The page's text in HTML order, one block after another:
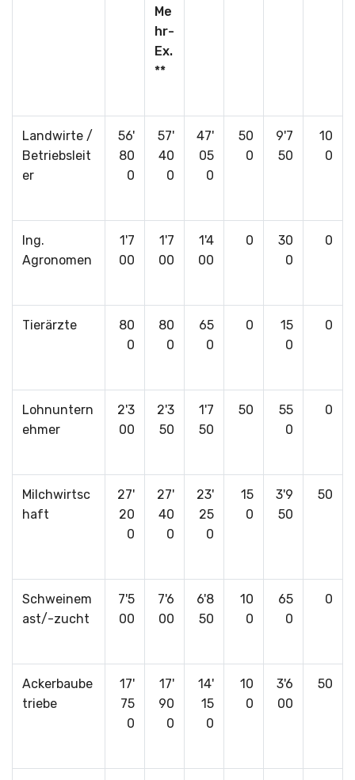
Me
hr-
Ex.
**
Landwirte /
Betriebsleit
er
56'
80
0
57'
40
0
47'
05
0
50
0
9'7
50
10
0
Ing.
Agronomen
1'7
00
1'7
00
1'4
00
0
30
0
0
Tierärzte
80
0
80
0
65
0
0
15
0
0
Lohnuntern
ehmer
2'3
00
2'3
50
1'7
50
50
55
0
0
Milchwirtsc
haft
27'
20
0
27'
40
0
23'
25
0
15
0
3'9
50
50
Schweinem
ast/-zucht
7'5
00
7'6
00
6'8
50
10
0
65
0
0
Ackerbaube
triebe
17'
75
0
17'
90
0
14'
15
0
10
0
3'6
00
50